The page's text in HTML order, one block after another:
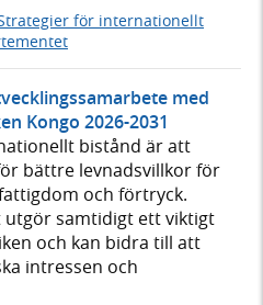
för internationellt
med
Kongo 2026-2031
bistånd är att
bättre levnadsvillkor för
och förtryck.
utgör samtidigt ett viktigt
och kan bidra till att
intressen och